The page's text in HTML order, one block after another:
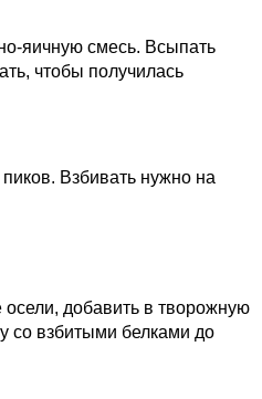
яичную смесь. Всыпать
чтобы получилась
Взбивать нужно на
осели, добавить в творожную
со взбитыми белками до